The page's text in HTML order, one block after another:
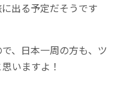
出る予定だそうです
、日本一周の方も、ツ
いますよ！